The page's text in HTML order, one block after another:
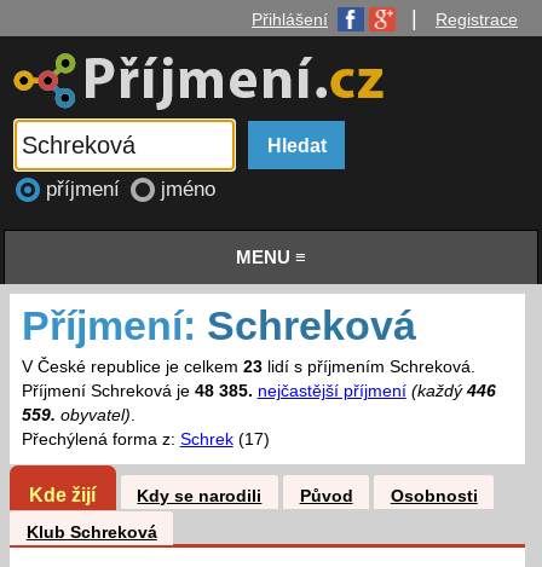
Přihlášení Registrace
příjmení jméno
MENU ≡
Příjmení: Schreková
V České republice je celkem 23lidí s příjmením Schreková.
Příjmení Schreková je 48 385. nejčastější příjmení (každý 446
559. obyvatel).
Přechýlená forma z: Schrek(17)
Kde žijí Kdy se narodili Původ
Osobnosti
Klub Schreková